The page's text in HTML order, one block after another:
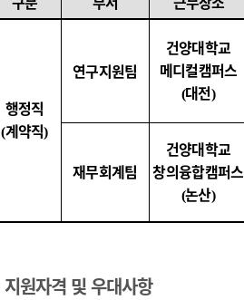
행정직
(계약직)
연구지원팀
건양대학교
메디컬캠퍼스
(대전)
재무회계팀
건양대학교
창의융합캠퍼스
(논산)
지원자격 및 우대사항